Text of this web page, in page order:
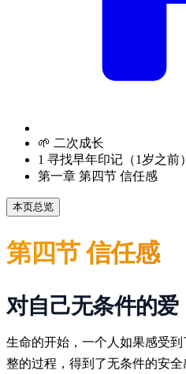
🌱 二次成长
1 寻找早年印记（1岁之前）
第一章 第四节 信任感
本页总览
第四节 信任感
对自己无条件的爱
生命的开始，一个人如果感受
整的过程，得到了无条件的安